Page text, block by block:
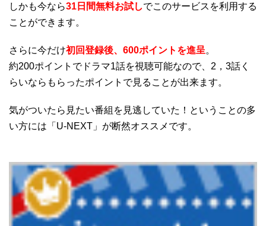
しかも今なら31日間無料お試しでこのサービスを利用する
ことができます。
さらに今だけ初回登録後、600ポイントを進呈。
約200ポイントでドラマ1話を視聴可能なので、2，3話く
らいならもらったポイントで見ることが出来ます。
気がついたら見たい番組を見逃していた！ということの多
い方には「U-NEXT」が断然オススメです。